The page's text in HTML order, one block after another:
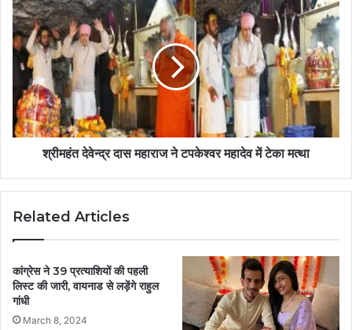
श्रीमहंत देवेन्द्र दास महाराज ने टपकेश्वर महादेव में टेका मत्था
Related Articles
कांग्रेस ने 39 प्रत्याशियों की पहली
लिस्ट की जारी, वायनाड से लड़ेंगे राहुल
गांधी
March 8, 2024